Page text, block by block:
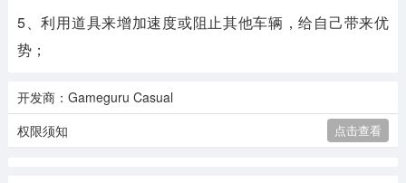
5、利用道具来增加速度或阻止其他车辆，给自己带来优
势；
开发商：Gameguru Casual
权限须知
点击查看